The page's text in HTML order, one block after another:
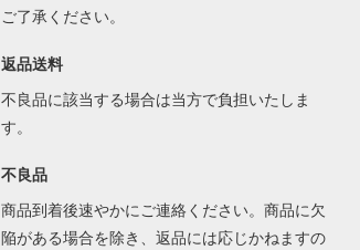
ご了承ください。
返品送料
不良品に該当する場合は当方で負担いたしま
す。
不良品
商品到着後速やかにご連絡ください。商品に欠
陥がある場合を除き、返品には応じかねますの